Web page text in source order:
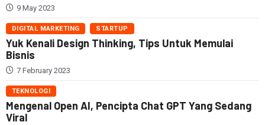
9 May 2023
DIGITAL MARKETING STARTUP
Yuk Kenali Design Thinking, Tips Untuk Memulai
Bisnis
7 February 2023
TEKNOLOGI
Mengenal Open AI, Pencipta Chat GPT Yang Sedang
Viral